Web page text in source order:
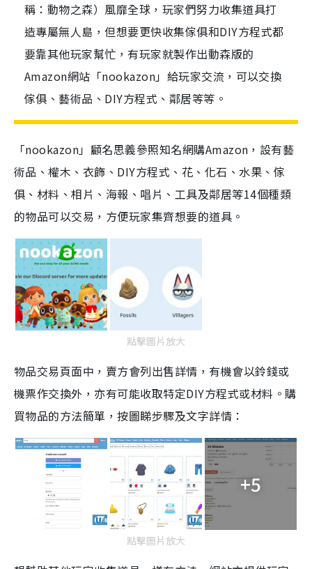
稱：動物之森）風靡全球，玩家們努力收集道具打
造專屬無人島，但想要更快收集傢俱和DIY方程式都
要靠其他玩家幫忙，有玩家就製作出動森版的
Amazon網站「nookazon」給玩家交流，可以交換
傢俱、藝術品、DIY方程式、鄰居等等。
「nookazon」顧名思義參照知名網購Amazon，設有藝
術品、權木、衣飾、DIY方程式、花、化石、水果、傢
俱、材料、相片、海報、唱片、工具及鄰居等14個種類
的物品可以交易，方便玩家集齊想要的道具。
點擊圖片放大
物品交易頁面中，賣方會列出售詳情，有機會以鈴錢或
機票作交換外，亦有可能收取特定DIY方程式或材料。購
買物品的方法簡單，按圖睇步驟及文字詳情：
+5
點擊圖片放大